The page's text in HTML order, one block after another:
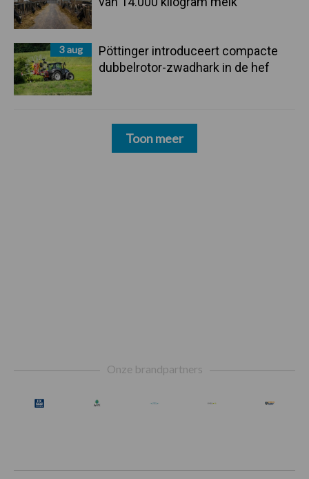
3 aug
Pöttinger introduceert compacte
dubbelrotor-zwadhark in de hef
Toon meer
Onze brandpartners